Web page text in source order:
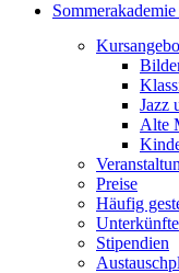
Sommerakademie
Jazz
Alte
Preise
Häufig
Unterkünfte
Stipendien